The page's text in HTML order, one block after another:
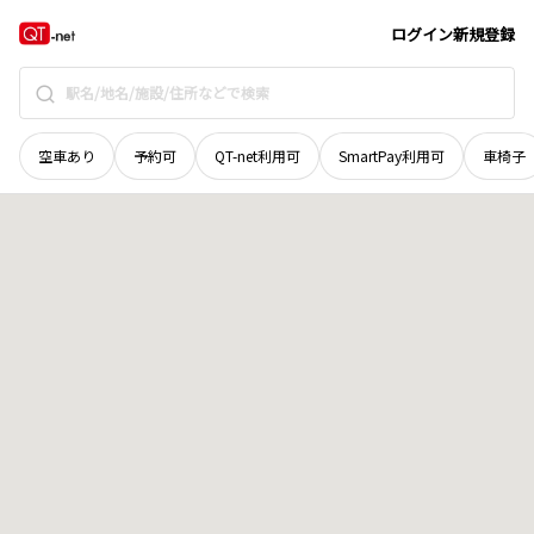
ログイン新規登録
空車あり 予約可 QT-net利用可 SmartPay利用可 車椅子
北海道 地域選択で探す